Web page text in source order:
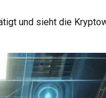
und sieht die